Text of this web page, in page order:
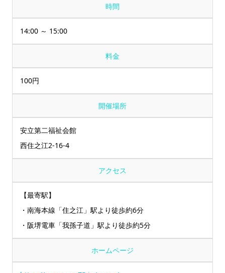
時間
14:00 ～ 15:00
料金
100円
開催場所
安立第二福祉会館
西住之江2-16-4
アクセス
【最寄駅】
・南海本線「住之江」駅より徒歩約6分
・阪堺電車「我孫子道」駅より徒歩約5分
ホームページ